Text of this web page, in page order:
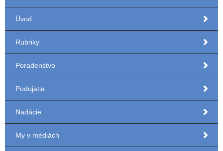
Úvod
Rubriky
Poradenstvo
Podujatia
Nadácie
My v médiách